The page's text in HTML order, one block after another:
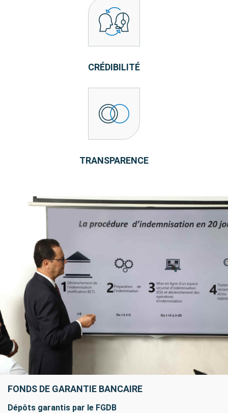
CRÉDIBILITÉ
TRANSPARENCE
FONDS DE GARANTIE BANCAIRE
Dépôts garantis par le FGDB